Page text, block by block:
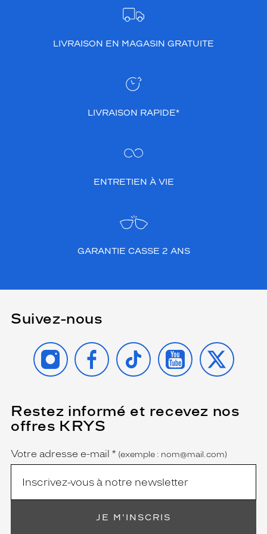
Genre
Rectangle
Couleur
monture
LIVRAISON EN MAGASIN GRATUITE
LIVRAISON RAPIDE*
ENTRETIEN À VIE
GARANTIE CASSE 2 ANS
Suivez-nous
INSTAGRAMFACEBOOK
TIKTOK YOUTUBE
X
Restez informé et recevez nos
offres KRYS
Name
Votre adresse e-mail *
(Ce
champ
est
(exemple : nom@mail.com)
JE M'INSCRIS